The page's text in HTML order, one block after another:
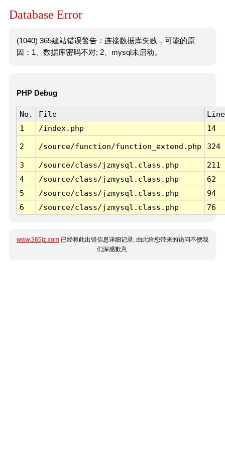
Database Error
(1040) 365建站错误警告：连接数据库失败，可能的原
因：1、数据库密码不对; 2、mysql未启动。
PHP Debug
No. File
Line
1
/index.php 14
2 /source/function/function_extend.php 324
3 /source/class/jzmysql.class.php
211
4
/source/class/jzmysql.class.php
62
5
/source/class/jzmysql.class.php
94
6
/source/class/jzmysql.class.php 76
www.365jz.com 已经将此出错信息详细记录, 由此给您带来的访问不便我
们深感歉意.